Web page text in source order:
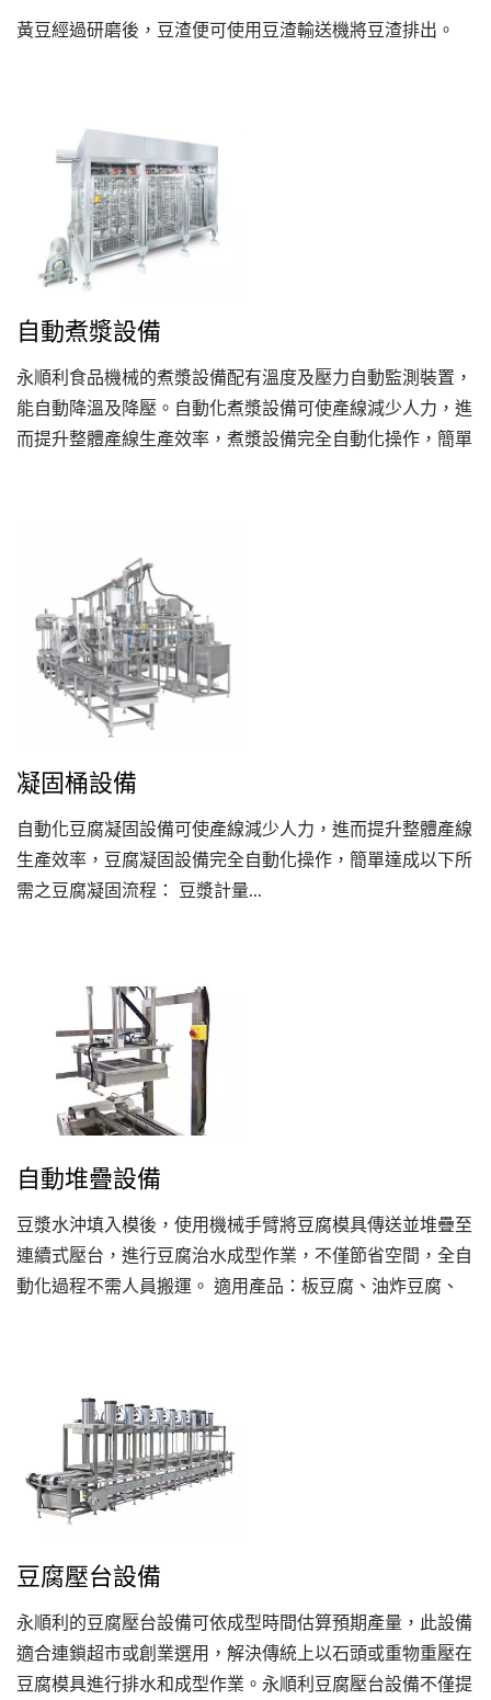
黃豆經過研磨後，豆渣便可使用豆渣輸送機將豆渣排出。
自動煮漿設備
永順利食品機械的煮漿設備配有溫度及壓力自動監測裝置，
能自動降溫及降壓。自動化煮漿設備可使產線減少人力，進
而提升整體產線生產效率，煮漿設備完全自動化操作，簡單
壓力偵測與自動洩壓設計。永順利的煮漿設備採用...
凝固桶設備
自動化豆腐凝固設備可使產線減少人力，進而提升整體產線
生產效率，豆腐凝固設備完全自動化操作，簡單達成以下所
需之豆腐凝固流程： 豆漿計量...
自動堆疊設備
豆漿水沖填入模後，使用機械手臂將豆腐模具傳送並堆疊至
連續式壓台，進行豆腐治水成型作業，不僅節省空間，全自
動化過程不需人員搬運。 適用產品：板豆腐、油炸豆腐、
豆腐壓台設備
永順利的豆腐壓台設備可依成型時間估算預期產量，此設備
適合連鎖超市或創業選用，解決傳統上以石頭或重物重壓在
豆腐模具進行排水和成型作業。永順利豆腐壓台設備不僅提